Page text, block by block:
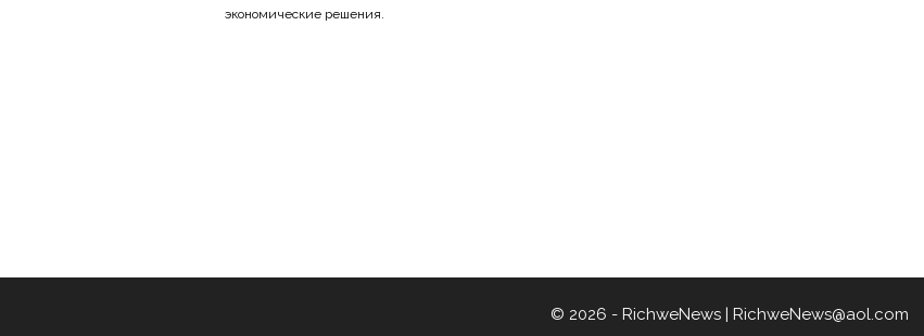
экономические решения.
© 2026 - RichweNews | RichweNews@aol.com